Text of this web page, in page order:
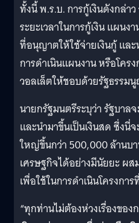
ทั้งนี้ พ.ร.บ. การกู้เงินดังกล่า
ระยะเวลาในการกู้เงิน แผนง
ที่อนุญาตให้ใช้จ่ายเงินกู้ แล
การดำเนินแผนงาน หรือโคร
วอลเล็ตให้ชอบด้วยรัฐธรรม
นายกรัฐมนตรีระบุว่า รัฐบาล
และนำมาขึ้นเป็นเงินสด ซึ่งนี่
ใหญ่ขึ้นกว่า 500,000 ล้านบ
เศรษฐกิจได้อย่างมีนัยยะ ผ
เพื่อใช้ในการดำเนินโครงกา
“ทุกท่านไม่ต้องห่วงเรื่องขอ